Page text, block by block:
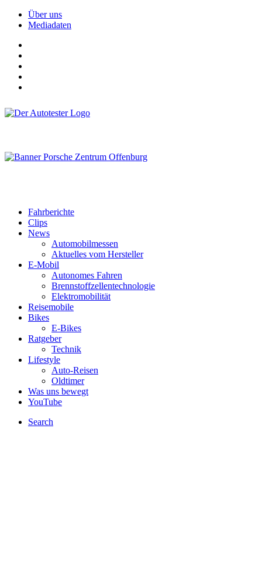
Über uns
Mediadaten
Fahrberichte
Clips
News
Automobilmessen
Aktuelles vom Hersteller
E-Mobil
Autonomes Fahren
Brennstoffzellentechnologie
Elektromobilität
Reisemobile
Bikes
E-Bikes
Ratgeber
Technik
Lifestyle
Auto-Reisen
Oldtimer
Was uns bewegt
YouTube
Search